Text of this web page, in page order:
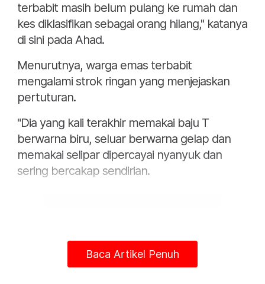
terbabit masih belum pulang ke rumah dan
kes diklasifikan sebagai orang hilang," katanya
di sini pada Ahad.
Menurutnya, warga emas terbabit
mengalami strok ringan yang menjejaskan
pertuturan.
"Dia yang kali terakhir memakai baju T
berwarna biru, seluar berwarna gelap dan
memakai selipar dipercayai nyanyuk dan
sering bercakap sendirian.
Baca Artikel Penuh